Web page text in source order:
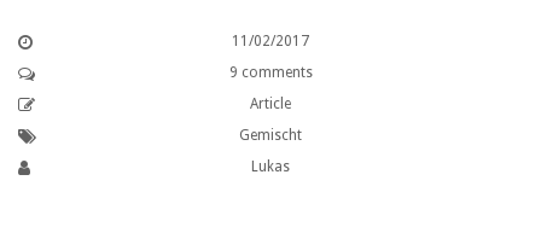
11/02/2017
9 comments
Article
Gemischt
Lukas